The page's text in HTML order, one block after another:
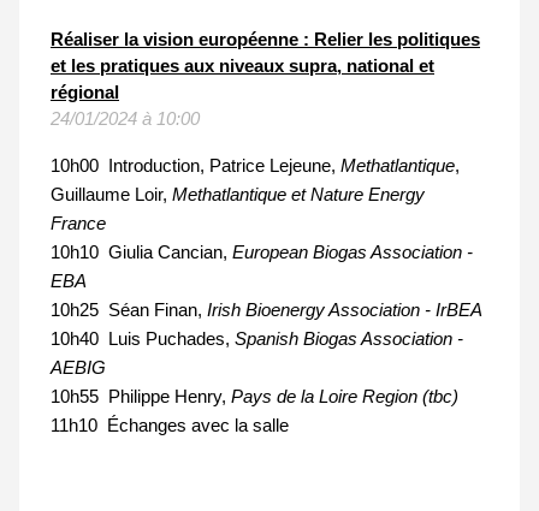
Réaliser la vision européenne : Relier les politiques
et les pratiques aux niveaux supra, national et
régional
24/01/2024 à 10:00
10h00 Introduction, Patrice Lejeune, Methatlantique,
Guillaume Loir, Methatlantique et Nature Energy
France
10h10 Giulia Cancian, European Biogas Association -
EBA
10h25 Séan Finan, Irish Bioenergy Association - IrBEA
10h40 Luis Puchades, Spanish Biogas Association -
AEBIG
10h55 Philippe Henry, Pays de la Loire Region (tbc)
11h10 Échanges avec la salle